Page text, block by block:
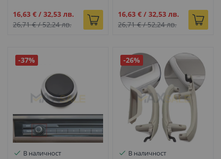
Промо
цена
16,63 € / 32,53 лв.
26,71 €/52,24 лв.
Промо
цена
16,63 € /32,53 лв.
26,71 €/52,24 лв.
-37%
В наличност
-26%
В наличност